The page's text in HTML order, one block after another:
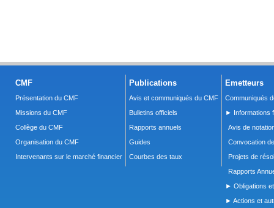
CMF
Présentation du CMF
Missions du CMF
Collège du CMF
Organisation du CMF
Intervenants sur le marché financier
Publications
Avis et communiqués du CMF
Bulletins officiels
Rapports annuels
Guides
Courbes des taux
Emetteurs
Communiqués
► Informations
Avis de
Convocation
Projets de
Rapports
► Obligations
► Actions et